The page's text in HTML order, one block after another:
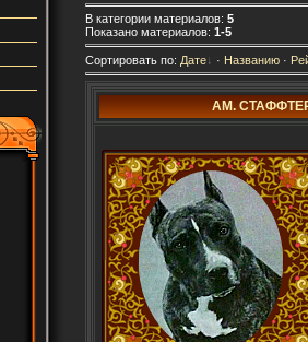
В категории материалов: 5
Показано материалов: 1-5
Сортировать по: Дате · Названию ·
АМ.